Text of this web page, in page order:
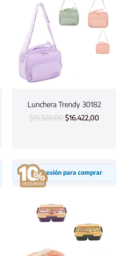
Lunchera Trendy 30182
$19.320,00 $16.422,00
Inicia sesión para comprar